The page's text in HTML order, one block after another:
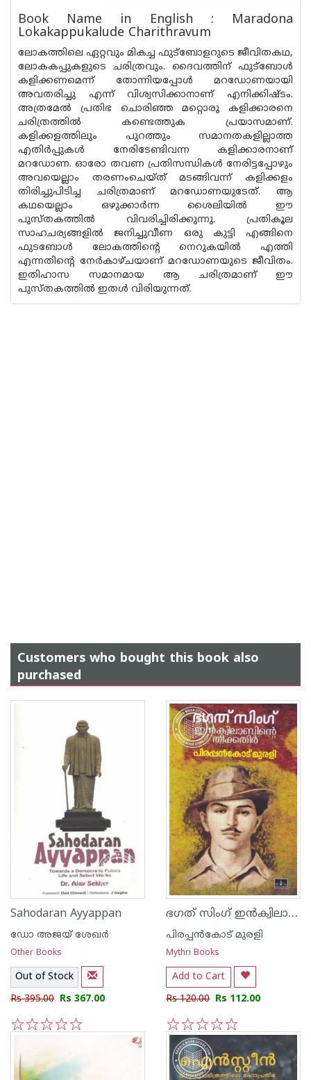
Book Name in English : Maradona
Lokakappukalude Charithravum
ലോകത്തിലെ ഏറ്റവും മികച്ച ഫുട്‌ബോളറുടെ ജീവിതകഥ,
ലോകകപ്പുകളുടെ ചരിത്രവും. ദൈവത്തിന് ഫുട്‍ബോൾ
കളിക്കണമെന്ന് തോന്നിയപ്പോൾ മറഡോണയായി
അവതരിച്ചു എന്ന് വിശ്വസിക്കാനാണ് എനിക്കിഷ്ടം.
അത്രമേൽ പ്രതിഭ ചൊരിഞ്ഞ മറ്റൊരു കളിക്കാരനെ
ചരിത്രത്തിൽ കണ്ടെത്തുക പ്രയാസമാണ്.
കളിക്കളത്തിലും പുറത്തും സമാനതകളില്ലാത്ത
എതിർപ്പുകൾ നേരിടേണ്ടിവന്ന കളിക്കാരനാണ്
മറഡോണ. ഓരോ തവണ പ്രതിസന്ധികൾ നേരിട്ടപ്പോഴും
അവയെല്ലാം തരണംചെയ്ത് മടങ്ങിവന്ന് കളിക്കളം
തിരിച്ചുപിടിച്ച ചരിത്രമാണ് മറഡോണയുടേത്. ആ
കഥയെല്ലാം ഒഴുക്കാർന്ന ശൈലിയിൽ ഈ
പുസ്തകത്തിൽ വിവരിച്ചിരിക്കുന്നു. പ്രതികൂല
സാഹചര്യങ്ങളിൽ ജനിച്ചുവീണ ഒരു കുട്ടി എങ്ങിനെ
ഫുടബോൾ ലോകത്തിന്റെ നെറുകയിൽ എത്തി
എന്നതിന്റെ നേർകാഴ്ചയാണ് മറഡോണയുടെ ജീവിതം.
ഇതിഹാസ സമാനമായ ആ ചരിത്രമാണ് ഈ
പുസ്തകത്തിൽ ഇതൾ വിരിയുന്നത്.
Customers who bought this book also
purchased
Sahodaran Ayyappan
ഡോ അജയ് ശേഖര്‍
Other Books
Out of Stock
Rs 395.00 Rs 367.00
ഭഗത് സിംഗ് ഇന്‍ക്വിലാബിന്റെ തീക്കതിര്‍
പിരപ്പന്‍കോട്‌ മുരളി
Mythri Books
Add to Cart
Rs 120.00 Rs 112.00
5
4
3
2
1